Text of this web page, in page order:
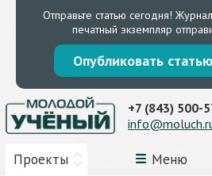
Отправьте статью сегодня!
печатный экземпляр
Опубликовать
Проекты Меню
+7 (843) 500-